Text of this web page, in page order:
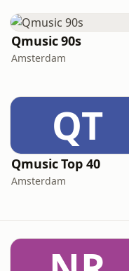
Qmusic 90s
Amsterdam
QT
Qmusic Top 40
Amsterdam